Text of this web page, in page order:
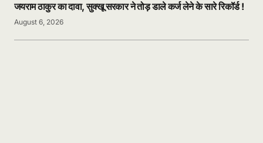
जयराम ठाकुर का दावा, सुक्खू सरकार ने तोड़ डाले कर्ज लेने के सारे रिकॉर्ड !
August 6, 2026